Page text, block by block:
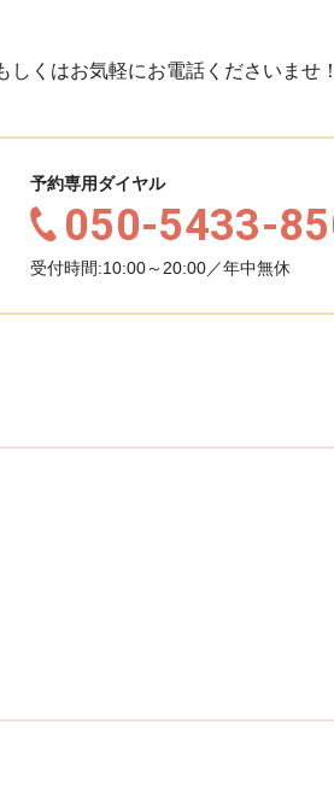
しくはお気軽にお電話くださいませ
予約専用ダイヤル
050-5433-
受付時間:10:00～20:00／年中無休